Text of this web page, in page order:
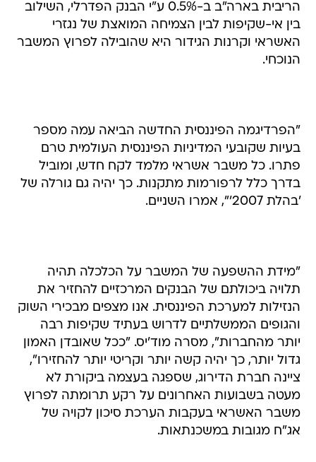
הריבית בארה"ב ב-0.5% ע"י הבנק הפדרלי, השילוב
בין אי-שקיפות לבין הצמיחה המואצת של נגזרי
האשראי וקרנות הגידור היא שהובילה לפרוץ המשבר
הנוכחי.
"הפרדיגמה הפיננסית החדשה הביאה עמה מספר
בעיות שקובעי המדיניות הפיננסית העולמית טרם
פתרו. כל משבר אשראי מלמד לקח חדש, ומוביל
בדרך כלל לרפורמות מתקנות. כך יהיה גם גורלה של
'בהלת 2007'", אמרו השניים.
"מידת ההשפעה של המשבר על הכלכלה תהיה
תלויה ביכולתם של הבנקים המרכזיים להחזיר את
הנזילות למערכת הפיננסית. אנו מצפים מבכירי השוק
והגופים הממשלתיים לדרוש בעתיד שקיפות רבה
יותר מהחברות", מסרה מוד'יס. "ככל שאובדן האמון
גדול יותר, כך יהיה קשה יותר וקריטי יותר להחזירו",
ציינה חברת הדירוג, שספגה בעצמה ביקורת לא
מעטה בשבועות האחרונים על רקע תרומתה לפרוץ
משבר האשראי בעקבות הערכת סיכון לקויה של
אג"ח מגובות במשכנתאות.